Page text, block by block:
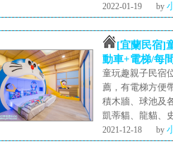
2022-01-19
by
[宜蘭民宿]
動車+電梯/每
童玩趣親子民宿
薦，有電梯方便
積木牆、球池及
凱蒂貓、龍貓、
2021-12-18
by